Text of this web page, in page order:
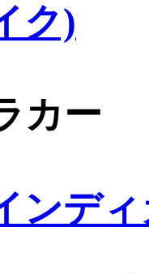
ク)
カー
ンデ